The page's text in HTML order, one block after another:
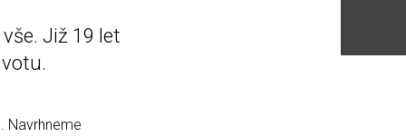
Již 19 let
Navrhneme